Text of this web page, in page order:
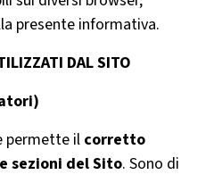
presente informativa.
DAL SITO
permette il corretto
sezioni del Sito. Sono di